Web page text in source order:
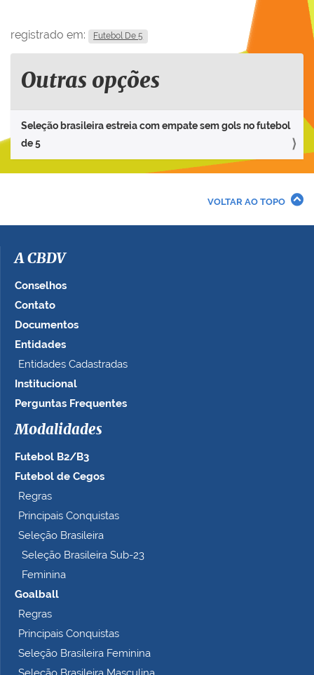
registrado em: Futebol De 5
Outras opções
Seleção brasileira estreia com empate sem gols no futebol
de 5
VOLTAR AO TOPO
A CBDV
Conselhos
Contato
Documentos
Entidades
Entidades Cadastradas
Institucional
Perguntas Frequentes
Modalidades
Futebol B2/B3
Futebol de Cegos
Regras
Principais Conquistas
Seleção Brasileira
Seleção Brasileira Sub-23
Feminina
Goalball
Regras
Principais Conquistas
Seleção Brasileira Feminina